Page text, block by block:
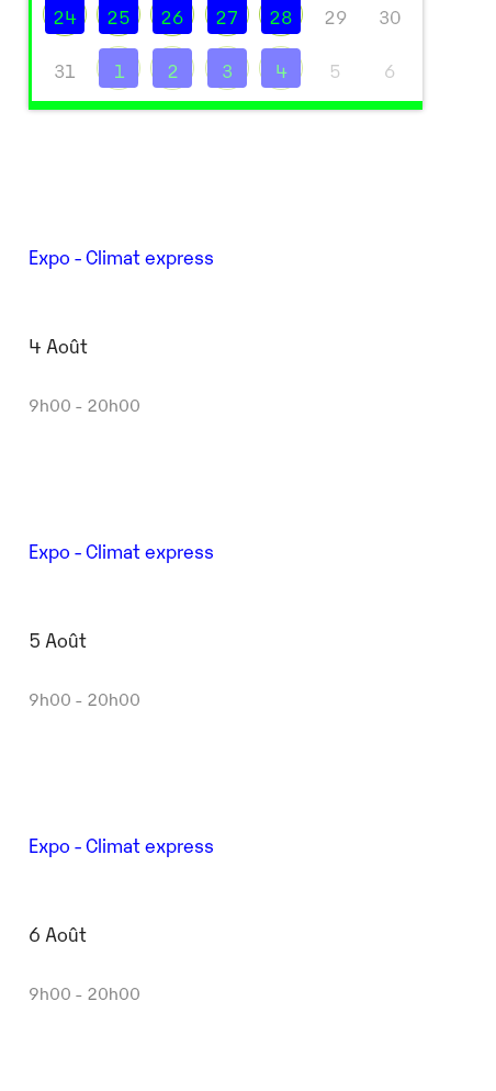
Outlook Live
24 25 26 27 28 29 30
31 1 2 3 4 5 6
Expo - Climat express
4 Août
9h00 - 20h00
Expo - Climat express
5 Août
9h00 - 20h00
Expo - Climat express
6 Août
9h00 - 20h00